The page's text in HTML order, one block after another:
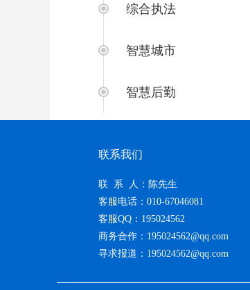
综合执法
智慧城市
智慧后勤
联系我们
联 系 人：陈先生
客服电话：010-67046081
客服QQ：195024562
商务合作：195024562@qq.com
寻求报道：195024562@qq.com